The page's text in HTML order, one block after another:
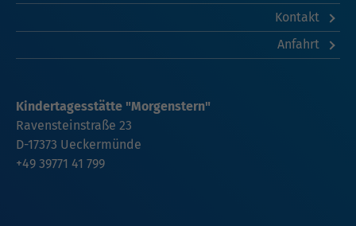
Kontakt
Anfahrt
Kindertagesstätte "Morgenstern"
Ravensteinstraße 23
D-17373 Ueckermünde
+49 39771 41 799